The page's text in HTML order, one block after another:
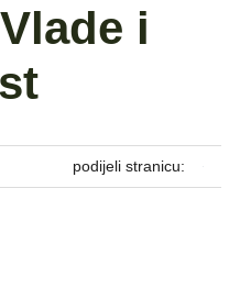
i
podijeli stranicu: